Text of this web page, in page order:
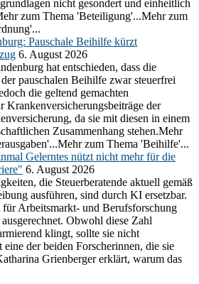
nicht gesondert und einheitlich
zum Thema 'Beteiligung'...Mehr zum
Pauschale Beihilfe kürzt
6. August 2026
hat entschieden, dass die
pauschalen Beihilfe zwar steuerfrei
die geltend gemachten
Krankenversicherungsbeiträge der
da sie mit diesen in einem
Zusammenhang stehen.Mehr
zum Thema 'Beihilfe'...
Gelerntes nützt nicht mehr für die
6. August 2026
die Steuerberatende aktuell gemäß
ausführen, sind durch KI ersetzbar.
für Arbeitsmarkt- und Berufsforschung
Obwohl diese Zahl
klingt, sollte sie nicht
der beiden Forscherinnen, die sie
Grienberger erklärt, warum das